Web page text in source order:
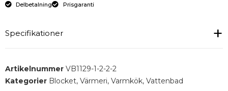
Delbetalning Prisgaranti
Specifikationer
Effekt : 5,0 kW
Artikelnummer VB1129-1-2-2-2
Kategorier Blocket, Värmeri, Varmkök, Vattenbad